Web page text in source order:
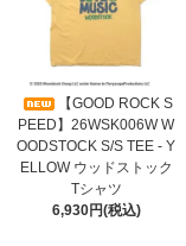
【GOOD ROCK S
PEED】26WSK006W W
OODSTOCK S/S TEE - Y
ELLOW ウッドストック
Tシャツ
6,930円(税込)